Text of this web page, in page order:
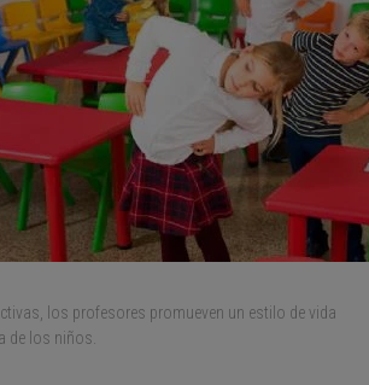
los profesores promueven un estilo de vida
de los niños.